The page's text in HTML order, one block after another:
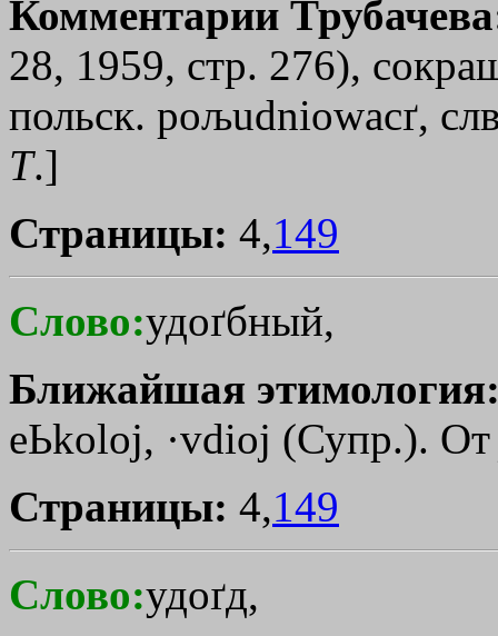
Комментарии
28, 1959, стр. 276),
польск. poљudniowacґ,
Т.]
Страницы: 4,149
Слово:удоґбный,
Ближайшая
eЬkoloj, ·vdioj (Супр.).
Страницы: 4,149
Слово:удоґд,